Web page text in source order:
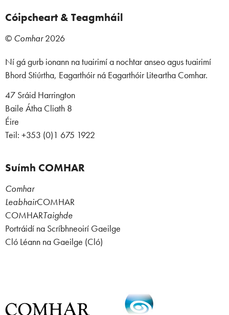
Cóipcheart & Teagmháil
© Comhar2026
Ní gá gurb ionann na tuairimí a nochtar anseo agus tuairimí
Bhord Stiúrtha, Eagarthóir ná Eagarthóir Liteartha Comhar.
47 Sráid Harrington
Baile Átha Cliath 8
Éire
Teil: +353 (0)1 675 1922
Suímh COMHAR
Comhar
LeabhairCOMHAR
COMHARTaighde
Portráidí na Scríbhneoirí Gaeilge
Cló Léann na Gaeilge (Cló)